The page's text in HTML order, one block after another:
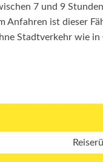
7 und 9
Anfahren ist dieser
Stadtverkehr wie in